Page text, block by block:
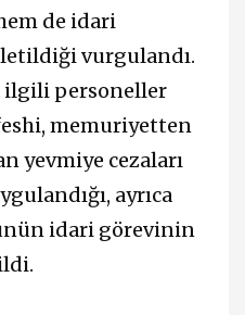
de idari
vurgulandı.
ilgili personeller
memuriyetten
yevmiye cezaları
ayrıca
idari görevinin